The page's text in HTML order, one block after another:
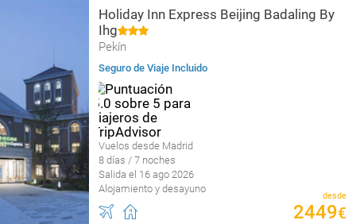
Holiday Inn Express Beijing Badaling By
Ihg
Pekín
Seguro de Viaje Incluido
Vuelos desde Madrid
8 días / 7 noches
Salida el 16 ago 2026
Alojamiento y desayuno
desde
2449€